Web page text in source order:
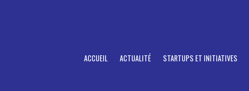
ACCUEIL ACTUALITÉ STARTUPS ET INITIATIVES